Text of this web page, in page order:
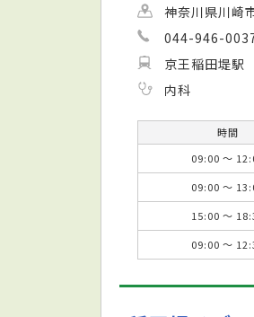
神奈川県川崎
044-946-
京王稲田堤駅
内科
時間
09:00 ～
09:00 ～
15:00 ～
09:00 ～